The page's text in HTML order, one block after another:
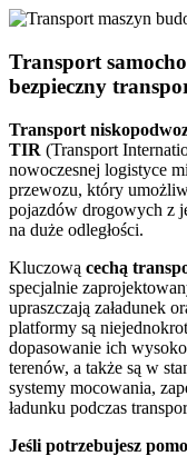
Transport
bezpieczny
Transport
TIR (Transport
nowoczesnej logistyce
przewozu, który
pojazdów drogowych z
na duże odległości.
Kluczową cechą
specjalnie
upraszczają załadunek
platformy są
dopasowanie ich
terenów, a także są w
systemy mocowania,
ładunku podczas
Jeśli potrzebujesz